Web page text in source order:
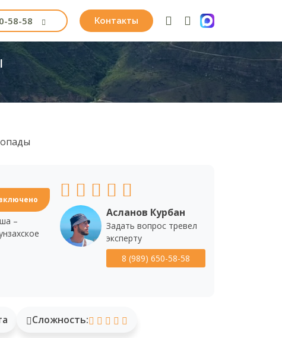
58-58 Контакты
–
Асланов Курбан
Задать вопрос тревел
эксперту
8 (989) 650-58-58
Сложность: